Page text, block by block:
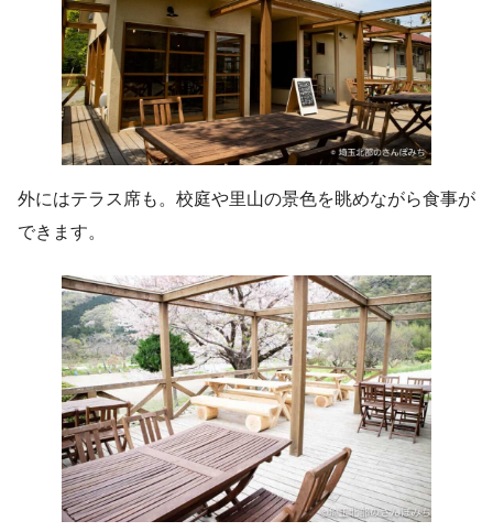
外にはテラス席も。校庭や里山の景色を眺めながら食事が
できます。